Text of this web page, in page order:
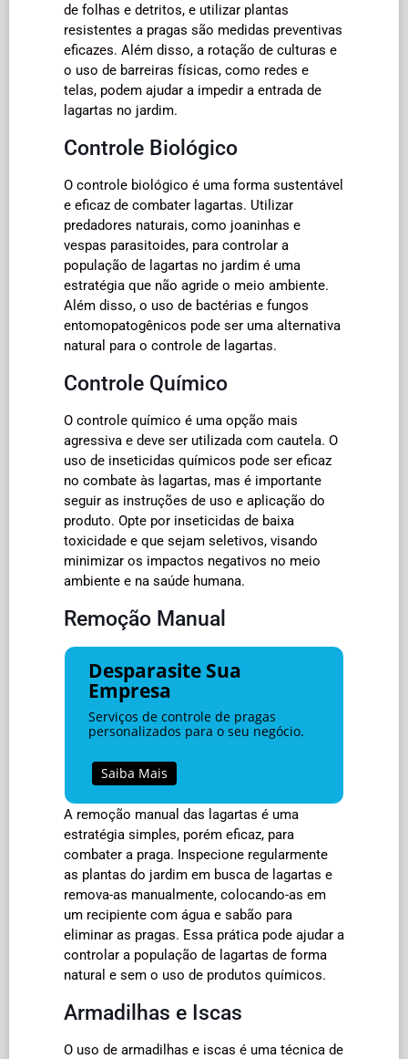
de folhas e detritos, e utilizar plantas
resistentes a pragas são medidas preventivas
eficazes. Além disso, a rotação de culturas e
o uso de barreiras físicas, como redes e
telas, podem ajudar a impedir a entrada de
lagartas no jardim.
Controle Biológico
O controle biológico é uma forma sustentável
e eficaz de combater lagartas. Utilizar
predadores naturais, como joaninhas e
vespas parasitoides, para controlar a
população de lagartas no jardim é uma
estratégia que não agride o meio ambiente.
Além disso, o uso de bactérias e fungos
entomopatogênicos pode ser uma alternativa
natural para o controle de lagartas.
Controle Químico
O controle químico é uma opção mais
agressiva e deve ser utilizada com cautela. O
uso de inseticidas químicos pode ser eficaz
no combate às lagartas, mas é importante
seguir as instruções de uso e aplicação do
produto. Opte por inseticidas de baixa
toxicidade e que sejam seletivos, visando
minimizar os impactos negativos no meio
ambiente e na saúde humana.
Remoção Manual
Desparasite Sua
Empresa
Serviços de controle de pragas
personalizados para o seu negócio.
Saiba Mais
A remoção manual das lagartas é uma
estratégia simples, porém eficaz, para
combater a praga. Inspecione regularmente
as plantas do jardim em busca de lagartas e
remova-as manualmente, colocando-as em
um recipiente com água e sabão para
eliminar as pragas. Essa prática pode ajudar a
controlar a população de lagartas de forma
natural e sem o uso de produtos químicos.
Armadilhas e Iscas
O uso de armadilhas e iscas é uma técnica de